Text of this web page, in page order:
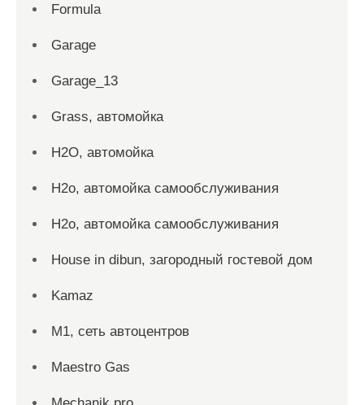
Formula
Garage
Garage_13
Grass, автомойка
H2O, автомойка
H2o, автомойка самообслуживания
H2o, автомойка самообслуживания
House in dibun, загородный гостевой дом
Kamaz
M1, сеть автоцентров
Maestro Gas